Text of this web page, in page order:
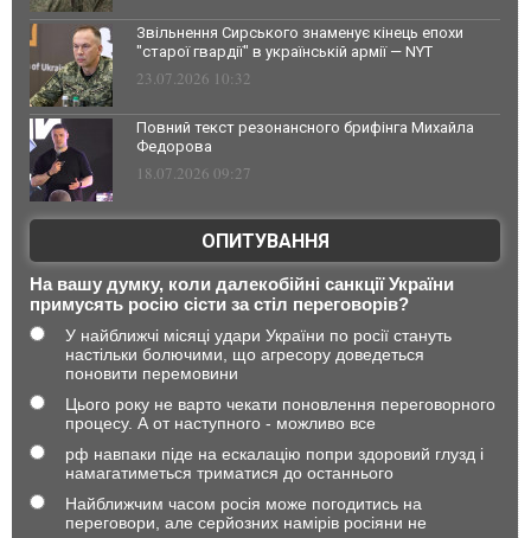
Звільнення Сирського знаменує кінець епохи
"старої гвардії" в українській армії — NYT
23.07.2026 10:32
Повний текст резонансного брифінга Михайла
Федорова
18.07.2026 09:27
ОПИТУВАННЯ
На вашу думку, коли далекобійні санкції України
примусять росію сісти за стіл переговорів?
У найближчі місяці удари України по росії стануть
настільки болючими, що агресору доведеться
поновити перемовини
Цього року не варто чекати поновлення переговорного
процесу. А от наступного - можливо все
рф навпаки піде на ескалацію попри здоровий глузд і
намагатиметься триматися до останнього
Найближчим часом росія може погодитись на
переговори, але серйозних намірів росіяни не